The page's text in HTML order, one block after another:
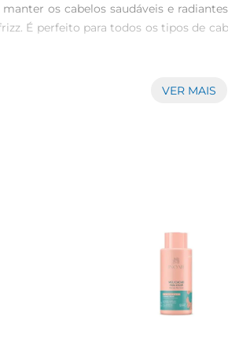
os cabelos saudáveis e
É perfeito para todos os tipos de
ideal para uso prolongado. Sua
ele transforma o momento de
VER MAIS